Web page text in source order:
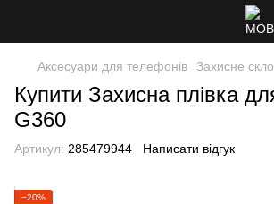
Аксесуари для телефонів Захисне
Купити Захисна плівка
G360
Артикул: 285479944 Написати відгук
−20%